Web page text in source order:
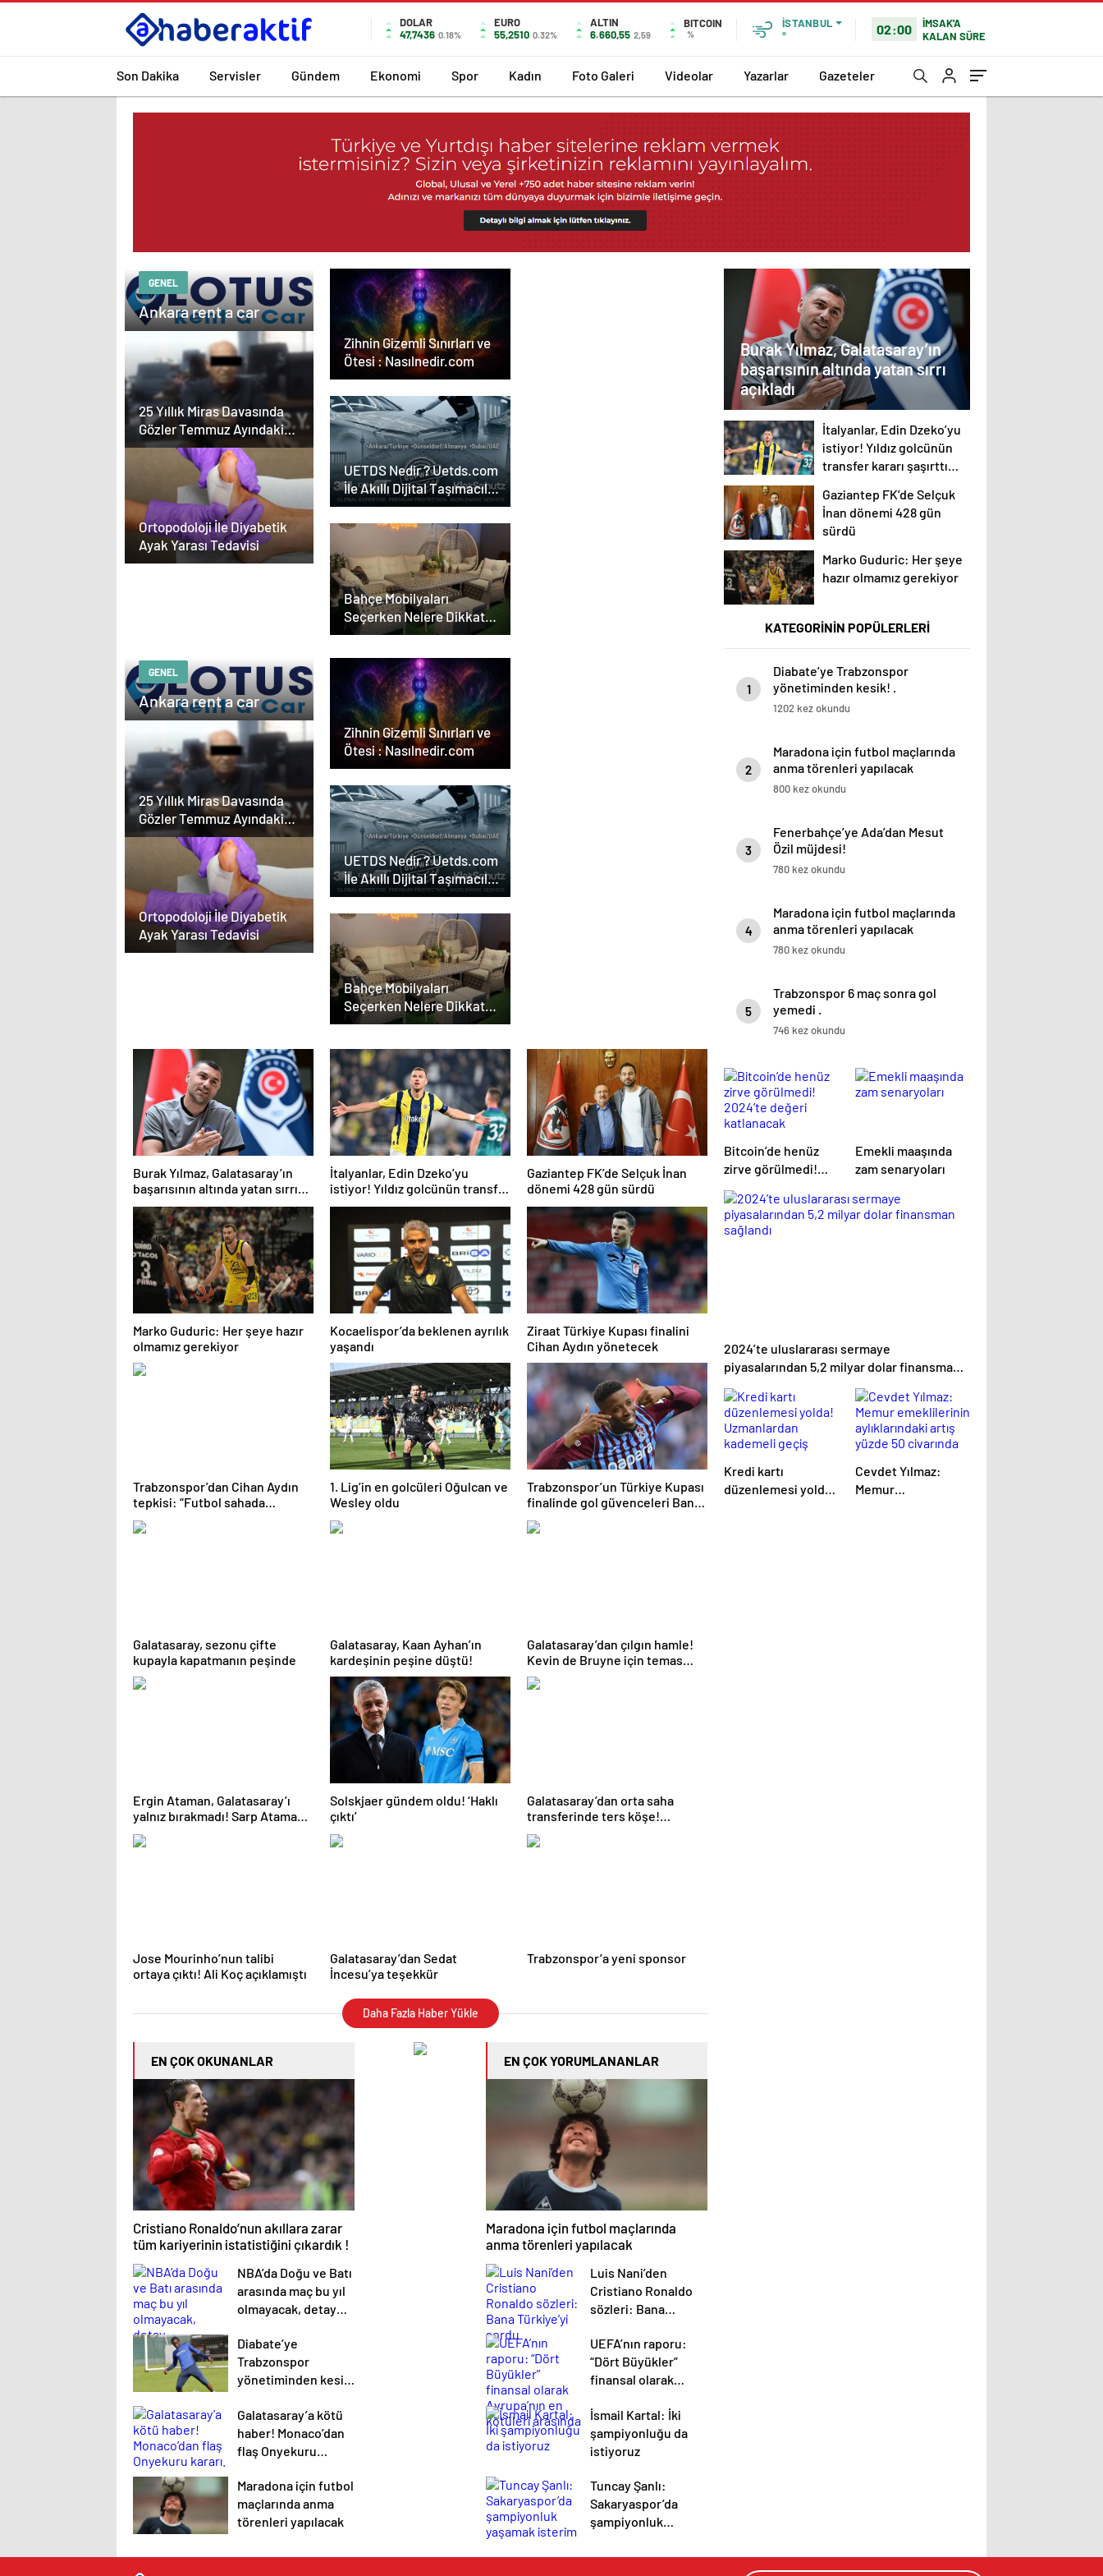
DOLAR
47,7436 0.18%
EURO
55,2510 0.32%
ALTIN
6.660,55 2,59
BITCOIN
%
İSTANBUL
°
02:00
İMSAK'A
KALAN SÜRE
Son Dakika Servisler Gündem Ekonomi Spor Kadın Foto Galeri Videolar Yazarlar Gazeteler
GENEL
Ankara rent a car
25 Yıllık Miras Davasında
Gözler Temmuz Ayındaki
Karar Duruşmasına Çevrildi
Ortopodoloji İle Diyabetik
Ayak Yarası Tedavisi
Zihnin Gizemli Sınırları ve
Ötesi : Nasılnedir.com
UETDS Nedir ? Uetds.com
İle Akıllı Dijital Taşımacılık
Yazılımı
Bahçe Mobilyaları
Seçerken Nelere Dikkat
Etmeli
GENEL
Ankara rent a car
25 Yıllık Miras Davasında
Gözler Temmuz Ayındaki
Karar Duruşmasına Çevrildi
Ortopodoloji İle Diyabetik
Ayak Yarası Tedavisi
Zihnin Gizemli Sınırları ve
Ötesi : Nasılnedir.com
UETDS Nedir ? Uetds.com
İle Akıllı Dijital Taşımacılık
Yazılımı
Bahçe Mobilyaları
Seçerken Nelere Dikkat
Etmeli
Burak Yılmaz, Galatasaray’ın
başarısının altında yatan sırrı
açıkladı
İtalyanlar, Edin Dzeko’yu
istiyor! Yıldız golcünün transfer
kararı şaşırttı…
Gaziantep FK’de Selçuk İnan
dönemi 428 gün sürdü
Marko Guduric: Her şeye hazır
olmamız gerekiyor
Kocaelispor’da beklenen ayrılık
yaşandı
Ziraat Türkiye Kupası finalini
Cihan Aydın yönetecek
Trabzonspor’dan Cihan Aydın
tepkisi: “Futbol sahada
oynanmıyor”
1. Lig’in en golcüleri Oğulcan ve
Wesley oldu
Trabzonspor’un Türkiye Kupası
finalinde gol güvenceleri Banza
ve Zubkov
Galatasaray, sezonu çifte
kupayla kapatmanın peşinde
Galatasaray, Kaan Ayhan’ın
kardeşinin peşine düştü!
Galatasaray’dan çılgın hamle!
Kevin de Bruyne için temas
kuruldu
Ergin Ataman, Galatasaray’ı
yalnız bırakmadı! Sarp Ataman
da tribünde
Solskjaer gündem oldu! ‘Haklı
çıktı’
Galatasaray’dan orta saha
transferinde ters köşe!
İsviçre’de bulundu
Jose Mourinho’nun talibi
ortaya çıktı! Ali Koç açıklamıştı
Galatasaray’dan Sedat
İncesu’ya teşekkür
Trabzonspor’a yeni sponsor
Daha Fazla Haber Yükle
EN ÇOK OKUNANLAR
Cristiano Ronaldo’nun akıllara zarar
tüm kariyerinin istatistiğini çıkardık !
NBA’da Doğu ve Batı
arasında maç bu yıl
olmayacak, detay
Diabate’ye
Trabzonspor
yönetiminden kesik!
Galatasaray’a kötü
haber! Monaco’dan
flaş Onyekuru
Maradona için futbol
maçlarında anma
törenleri yapılacak
EN ÇOK YORUMLANANLAR
Maradona için futbol maçlarında
anma törenleri yapılacak
Luis Nani’den
Cristiano Ronaldo
sözleri: Bana
UEFA’nın raporu:
“Dört Büyükler”
finansal olarak
kötüleri arasında
İsmail Kartal: İki
şampiyonluğu da
istiyoruz
Tuncay Şanlı:
Sakaryaspor’da
şampiyonluk
Burak Yılmaz, Galatasaray’ın
başarısının altında yatan sırrı
açıkladı
İtalyanlar, Edin Dzeko’yu
istiyor! Yıldız golcünün
transfer kararı şaşırttı…
Gaziantep FK’de Selçuk
İnan dönemi 428 gün
sürdü
Marko Guduric: Her şeye
hazır olmamız gerekiyor
KATEGORİNİN POPÜLERLERİ
1
Diabate’ye Trabzonspor
yönetiminden kesik! .
1202 kez okundu
2
Maradona için futbol maçlarında
anma törenleri yapılacak
800 kez okundu
3
Fenerbahçe’ye Ada’dan Mesut
Özil müjdesi!
780 kez okundu
4
Maradona için futbol maçlarında
anma törenleri yapılacak
780 kez okundu
5
Trabzonspor 6 maç sonra gol
yemedi .
746 kez okundu
Bitcoin’de henüz
zirve görülmedi!
katlanacak
Emekli maaşında
zam senaryoları
2024’te uluslararası sermaye
piyasalarından 5,2 milyar dolar finansman
Kredi kartı
düzenlemesi yolda!
Cevdet Yılmaz:
Memur